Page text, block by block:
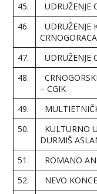
45.
UDRUŽENJE
46.
UDRUŽENJE
47. UDRUŽENJE
48.
– CGIK
49.
50.
KULTURNO
DURMIŠ
51. ROMANO
52.
NEVO